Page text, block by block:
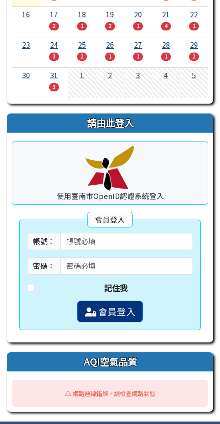
16 17
2
18
1
19
2
20
1
21
4
22
1
23 24
3
25
2
26
1
27
1
28
1
29
2
30 31
3
1 2 3 4 5
請由此登入
使用臺南市OpenID認證系統登入
會員登入
帳號：
密碼：
記住我
會員登入
AQI空氣品質
⚠️ 網路連線錯誤，請檢查網路狀態